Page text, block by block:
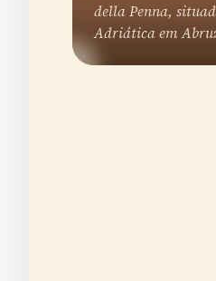
della Penna,
Adriática em